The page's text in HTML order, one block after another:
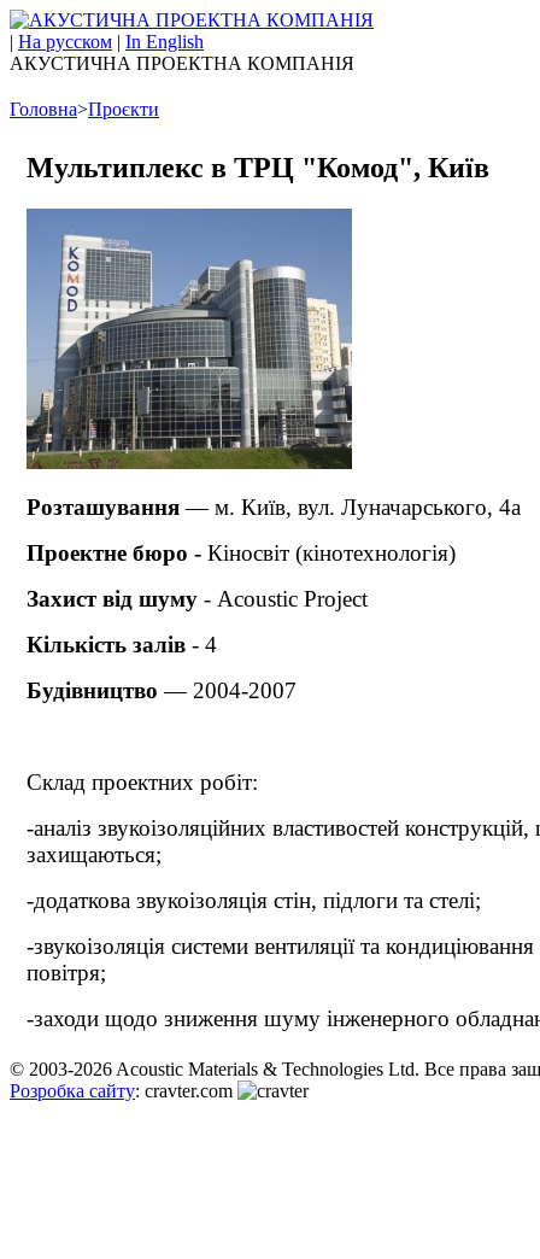
| На русском | In English
АКУСТИЧНА ПРОЕКТНА КОМПАНІЯ
Головна>Проєкти
Мультиплекс в ТРЦ "Комод", Київ
Розташування— м. Київ, вул. Луначарського, 4а
Проектне бюро - Кіносвіт (кінотехнологія)
Захист від шуму - Acoustic Project
Кількість залів - 4
Будівництво — 2004-2007
Склад проектних робіт:
-аналіз звукоізоляційних властивостей
захищаються;
-додаткова звукоізоляція стін, підлоги та стелі;
-звукоізоляція системи вентиляції та кондиціювання
повітря;
-заходи щодо зниження шуму інженерного
© 2003-2026 Acoustic Materials & Technologies Ltd. Все права
Розробка сайту: cravter.com